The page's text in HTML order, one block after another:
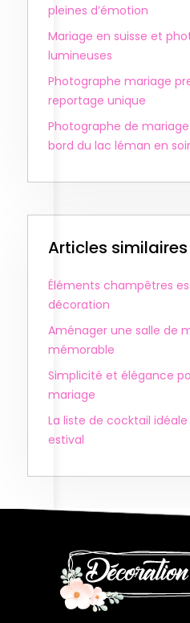
pleines d’émotion
Mariage en suisse et
lumineuses
Photographe mariage
reportage unique
Photographe de
bord du lac léman en
Articles similaires
Éléments champêtres
décoration
Aménager une salle de
mémorable
Simplicité et élégance
mariage
La liste de cocktail
estival